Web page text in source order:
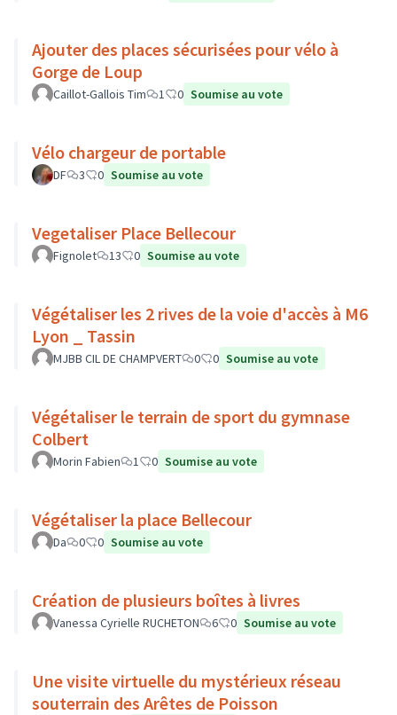
Ajouter des places sécurisées pour vélo à
Gorge de Loup
Caillot-Gallois Tim 1 0 Soumise au vote
Vélo chargeur de portable
DF 3 0 Soumise au vote
Vegetaliser Place Bellecour
Fignolet 13 0 Soumise au vote
Végétaliser les 2 rives de la voie d'accès à M6
Lyon _ Tassin
MJBB CIL DE CHAMPVERT 0 0 Soumise au vote
Végétaliser le terrain de sport du gymnase
Colbert
Morin Fabien 1 0 Soumise au vote
Végétaliser la place Bellecour
Da 0 0 Soumise au vote
Création de plusieurs boîtes à livres
Vanessa Cyrielle RUCHETON 6 0 Soumise au vote
Une visite virtuelle du mystérieux réseau
souterrain des Arêtes de Poisson